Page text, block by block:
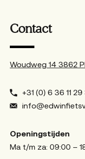
Contact
Woudweg 14 3862
+31 (0) 6 36 11 29
Openingstijden
Ma t/m za: 09:00 –